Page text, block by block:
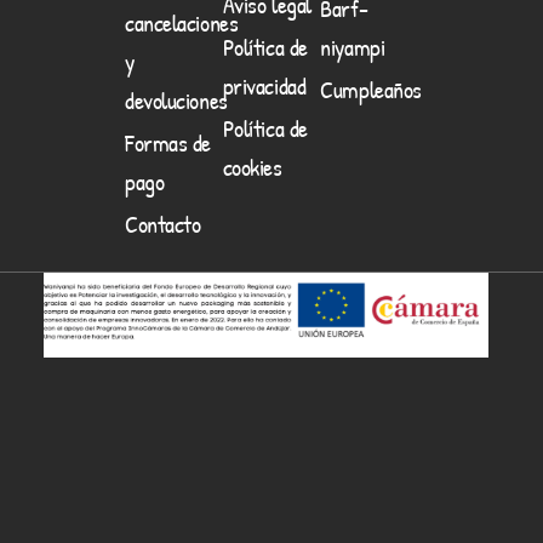
cancelaciones
y
devoluciones
Formas de
pago
Contacto
Política de
privacidad
Política de
cookies
Barf-
niyampi
Cumpleaños